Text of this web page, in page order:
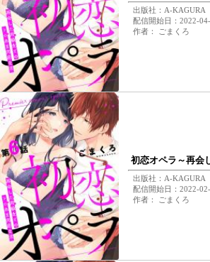
出版社：A-KAGURA
配信開始日：2022-
作者： ごまくろ
初恋オペラ～再会
出版社：A-KAGURA
配信開始日：2022-
作者： ごまくろ